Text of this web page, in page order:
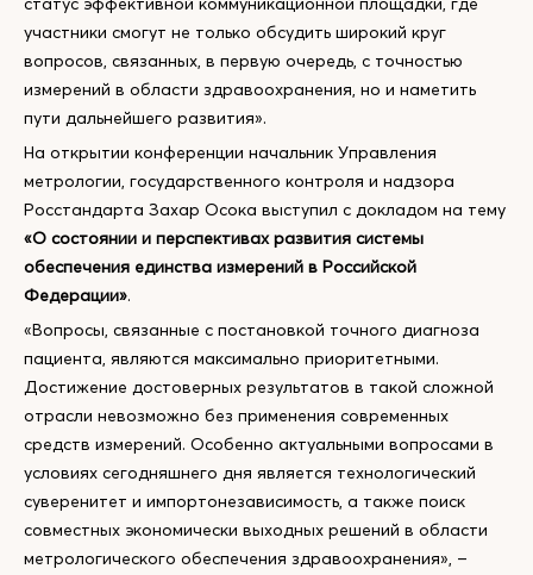
участники смогут не только обсудить широкий круг
вопросов, связанных, в первую очередь, с точностью
измерений в области здравоохранения, но и наметить
пути дальнейшего развития».
На открытии конференции начальник Управления
метрологии, государственного контроля и надзора
Росстандарта Захар Осока выступил с докладом на тему
«О состоянии и перспективах развития системы
обеспечения единства измерений в Российской
Федерации».
«Вопросы, связанные с постановкой точного диагноза
пациента, являются максимально приоритетными.
Достижение достоверных результатов в такой сложной
отрасли невозможно без применения современных
средств измерений. Особенно актуальными вопросами в
условиях сегодняшнего дня является технологический
суверенитет и импортонезависимость, а также поиск
совместных экономически выходных решений в области
метрологического обеспечения здравоохранения», –